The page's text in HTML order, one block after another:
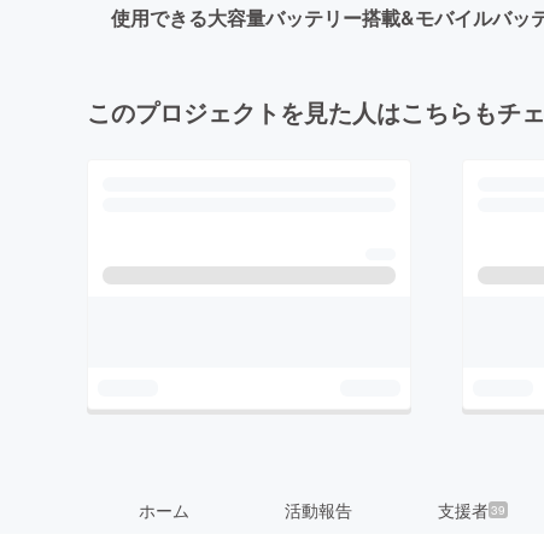
使用できる大容量バッテリー搭載&モバイルバッ
このプロジェクトを見た人はこちらもチ
ホーム 活動報告 支援者39